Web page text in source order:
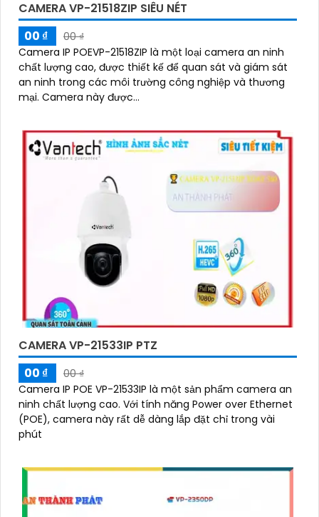
CAMERA VP-21518ZIP SIÊU NÉT
00 ₫
00 ₫
Camera IP POEVP-21518ZIP là một loại camera an ninh
chất lượng cao, được thiết kế để quan sát và giám sát
an ninh trong các môi trường công nghiệp và thương
mại. Camera này được...
CAMERA VP-21533IP PTZ
00 ₫
00 ₫
Camera IP POE VP-21533IP là một sản phẩm camera an
ninh chất lượng cao. Với tính năng Power over Ethernet
(POE), camera này rất dễ dàng lắp đặt chỉ trong vài
phút